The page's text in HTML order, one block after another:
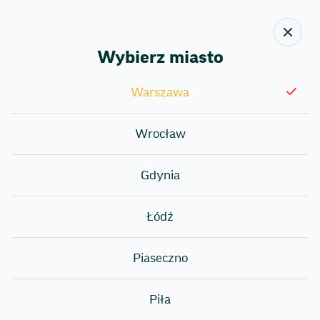
Wybierz miasto
Warszawa
Wrocław
Gdynia
Łódź
Piaseczno
Piła
Warunki dostawy
Rodzaje zamówień